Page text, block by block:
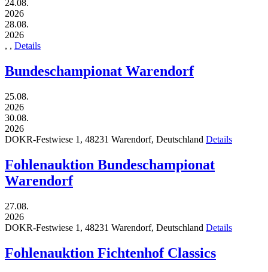
24.08.
2026
28.08.
2026
, , Details
Bundeschampionat Warendorf
25.08.
2026
30.08.
2026
DOKR-Festwiese 1, 48231 Warendorf, Deutschland Details
Fohlenauktion Bundeschampionat
Warendorf
27.08.
2026
DOKR-Festwiese 1, 48231 Warendorf, Deutschland Details
Fohlenauktion Fichtenhof Classics